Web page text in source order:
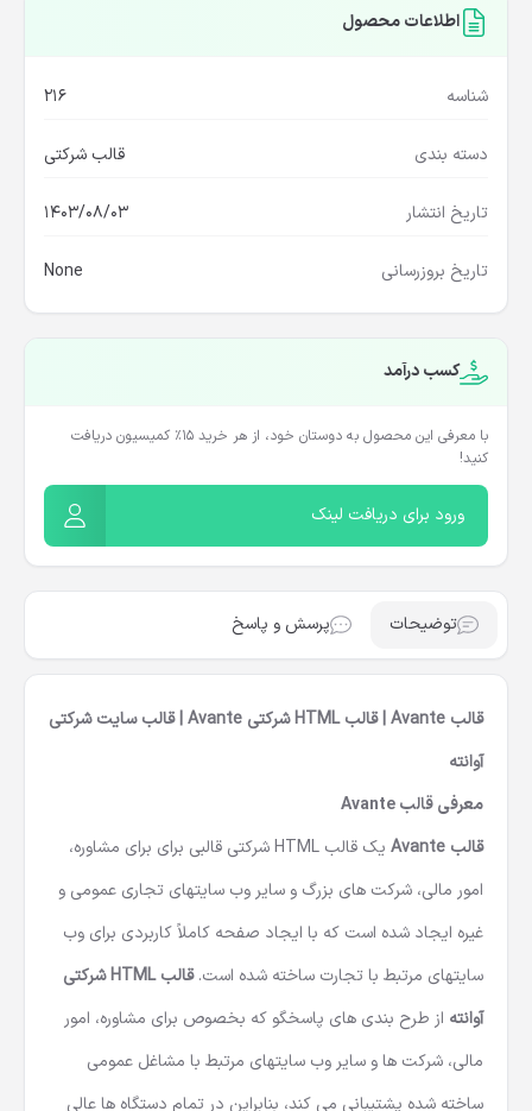
اطلاعات محصول
شناسه 216
دسته بندی قالب شرکتی
تاریخ انتشار 1403/08/03
تاریخ بروزرسانی None
کسب درآمد
با معرفی این محصول به دوستان خود، از هر خرید ۱۵٪ کمیسیون دریافت
کنید!
ورود برای دریافت لینک
توضیحات پرسش و پاسخ
قالب Avante | قالب HTML شرکتی Avante | قالب سایت شرکتی
آوانته
معرفی قالبAvante
قالب Avante
یک قالب HTML شرکتی
قالبی برای برای مشاوره،
امور مالی، شرکت های بزرگ و سایر وب سایتهای تجاری عمومی و
غیره ایجاد شده است که با ایجاد صفحه کاملاً کاربردی برای وب
سایتهای مرتبط با تجارت ساخته شده است.قالب HTML
شرکتی
آوانته از طرح بندی های پاسخگو که بخصوص برای مشاوره، امور
مالی، شرکت ها و سایر وب سایتهای مرتبط با مشاغل عمومی
ساخته شده پشتیبانی می کند، بنابراین در تمام دستگاه ها عالی